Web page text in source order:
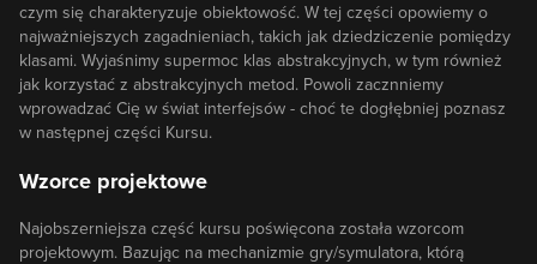
czym się charakteryzuje obiektowość. W tej części opowiemy o
najważniejszych zagadnieniach, takich jak dziedziczenie pomiędzy
klasami. Wyjaśnimy supermoc klas abstrakcyjnych, w tym również
jak korzystać z abstrakcyjnych metod. Powoli zacznniemy
wprowadzać Cię w świat interfejsów - choć te dogłębniej poznasz
w następnej części Kursu.
Wzorce projektowe
Najobszerniejsza część kursu poświęcona została wzorcom
projektowym. Bazując na mechanizmie gry/symulatora, którą